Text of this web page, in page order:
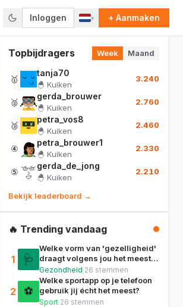
Inloggen ▾ + Aanmaken
Topbijdragers Week Maand
🥇
tanja70
🐣 Kuiken
3.240
🥈
gerda_brouwer
🐣 Kuiken
2.760
🥉
petra_vos8
🐣 Kuiken
2.460
④
petra_brouwer1
🐣 Kuiken
2.330
⑤
gerda_de_jong
🐣 Kuiken
2.210
Bekijk leaderboard →
🔥 Trending vandaag
1 🩺
Welke vorm van 'gezelligheid'
draagt volgens jou het meest
bij aan je welzijn?
Gezondheid 26 stemmen
2 ⚽
Welke sportapp op je telefoon
gebruik jij écht het meest?
Sport 26 stemmen